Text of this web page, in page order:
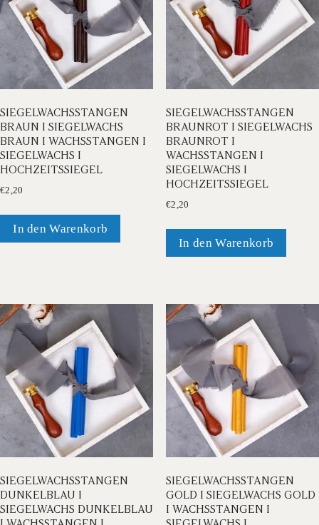
auf
der
Produktseite
SIEGELWACHSSTANGEN
BRAUN I SIEGELWACHS
BRAUN I WACHSSTANGEN I
SIEGELWACHS I
HOCHZEITSSIEGEL
€2,20
In den Warenkorb
SIEGELWACHSSTANGEN
BRAUNROT I SIEGELWACHS
BRAUNROT I
WACHSSTANGEN I
SIEGELWACHS I
HOCHZEITSSIEGEL
€2,20
In den Warenkorb
SIEGELWACHSSTANGEN
DUNKELBLAU I
SIEGELWACHS DUNKELBLAU
SIEGELWACHSSTANGEN
GOLD I SIEGELWACHS GOLD
I WACHSSTANGEN I